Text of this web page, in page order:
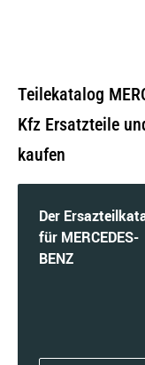
S 350 (220.067,
S 350 4-matic
Teilekatalog
Kfz Ersatzteile
kaufen
Der
für MERCEDES-
BENZ